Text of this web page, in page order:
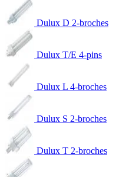
Dulux D 2-broches
Dulux T/E 4-pins
Dulux L 4-broches
Dulux S 2-broches
Dulux T 2-broches